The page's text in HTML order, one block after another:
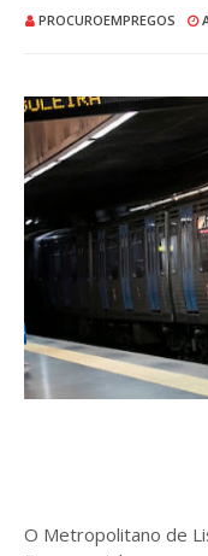
PROCUROEMPREGOS
O Metropolitano de